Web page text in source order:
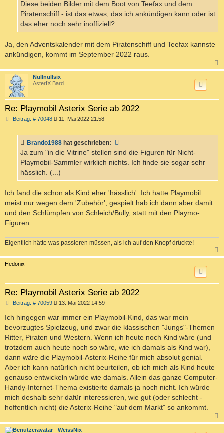
Diese beiden Bilder mit dem Boot von Teefax und dem
Piratenschiff - ist das etwas, das ich ankündigen kann oder ist
das eher noch sehr inoffiziell?
Ja, den Adventskalender mit dem Piratenschiff und Teefax kannste
ankündigen, kommt im September 2022 raus.
a
Nullnullsix
AsterIX Bard
Re: Playmobil Asterix Serie ab 2022
Beitrag: # 70048B
r
a
11. Mai 2022 21:58
Brando1988 hat geschrieben:
Ja zum "in die Vitrine" stellen sind die Figuren für Nicht-
Playmobil-Sammler wirklich nichts. Ich finde sie sogar sehr
hässlich. (...)
Ich fand die schon als Kind eher 'hässlich'. Ich hatte Playmobil
meist nur wegen dem 'Zubehör', gespielt hab ich dann aber damit
und den Schlümpfen von Schleich/Bully, statt mit den Playmo-
Figuren...
Eigentlich hätte was passieren müssen, als ich auf den Knopf drückte!
a
Hedonix
Re: Playmobil Asterix Serie ab 2022
Beitrag: # 70059B
i
t
r
g
13. Mai 2022 14:59
Ich hingegen war immer ein Playmobil-Kind, das war mein
bevorzugtes Spielzeug, und zwar die klassischen "Jungs"-Themen
Ritter, Piraten und Western. Wenn ich heute noch Kind wäre (und
trotzdem auch heute noch so wäre, wie ich damals als Kind war),
dann wäre die Playmobil-Asterix-Reihe für mich absolut genial.
Aber ich kann natürlich nicht beurteilen, ob ich mich als Kind heute
genauso entwickeln würde wie damals. Allein das ganze Computer-
Handy-Internet-Thema existierte damals ja noch nicht. Ich würde
mich deshalb sehr dafür interessieren, wie gut (oder schlecht -
hoffentlich nicht) die Asterix-Reihe "auf dem Markt" so ankommt.
a
WeissNix